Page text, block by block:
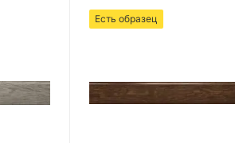
Есть образец